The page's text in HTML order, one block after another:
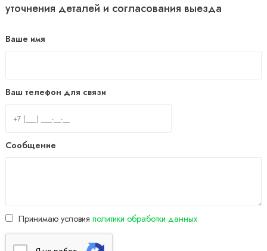
уточнения деталей и согласования выезда
Ваше имя
Ваш телефон для связи
Сообщение
Принимаю условия политики обработки данных